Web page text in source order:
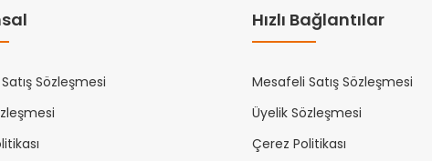
Sözleşmesi
Hızlı Bağlantılar
Mesafeli Satış Sözleşmesi
Üyelik Sözleşmesi
Çerez Politikası